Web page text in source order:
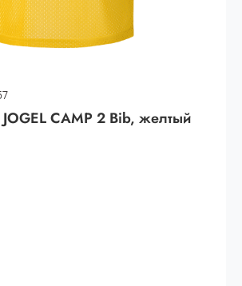
CAMP 2 Bib, желтый